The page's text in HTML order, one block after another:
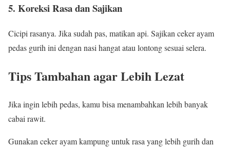
5. Koreksi Rasa dan Sajikan
Cicipi rasanya. Jika sudah pas, matikan api. Sajikan ceker ayam
pedas gurih ini dengan nasi hangat atau lontong sesuai selera.
Tips Tambahan agar Lebih Lezat
Jika ingin lebih pedas, kamu bisa menambahkan lebih banyak
cabai rawit.
Gunakan ceker ayam kampung untuk rasa yang lebih gurih dan